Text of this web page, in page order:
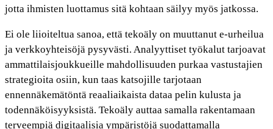
jotta ihmisten luottamus sitä kohtaan säilyy myös jatkossa.
Ei ole liioiteltua sanoa, että tekoäly on muuttanut e-urheilua
ja verkkoyhteisöjä pysyvästi. Analyyttiset työkalut tarjoavat
ammattilaisjoukkueille mahdollisuuden purkaa vastustajien
strategioita osiin, kun taas katsojille tarjotaan
ennennäkemätöntä reaaliaikaista dataa pelin kulusta ja
todennäköisyyksistä. Tekoäly auttaa samalla rakentamaan
terveempiä digitaalisia ympäristöjä suodattamalla